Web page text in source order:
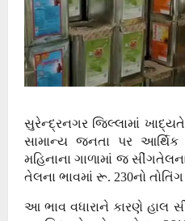
સુરેન્દ્રનગર જિલ્લામાં
સામાન્ય જનતા પર
મહિનાના ગાળામાં જ
તેલના ભાવમાં રૂ. 230નો તોતિંગ
આ ભાવ વધારાને કારણે હાલ